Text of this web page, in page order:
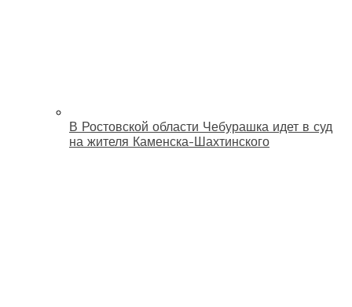
В Ростовской области Чебурашка идет в суд
на жителя Каменска-Шахтинского